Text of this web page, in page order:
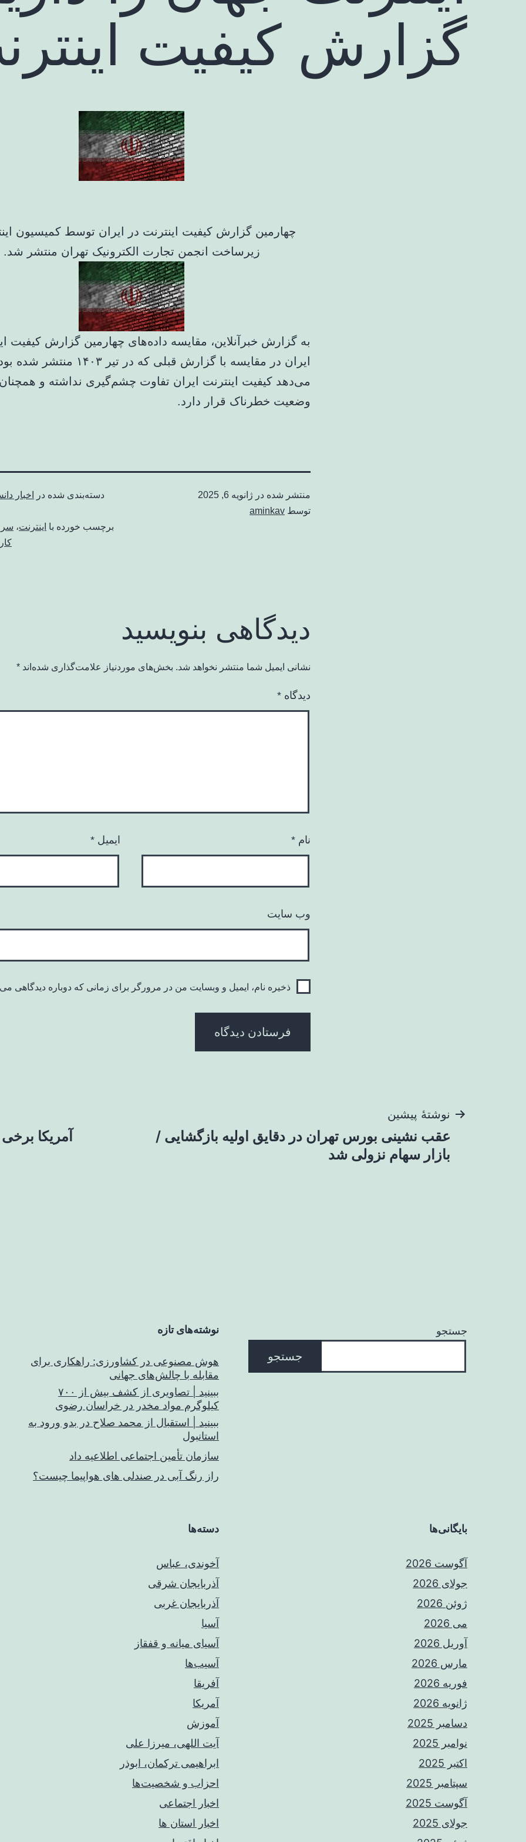
گزارش کیفیت
چهارمین گزارش کیفیت اینترنت در ایران توسط کمیسیون
زیرساخت انجمن تجارت الکترونیک تهران منتشر شد.
به گزارش خبرآنلاین، مقایسه داده‌های چهارمین گزارش کیفیت
ایران در مقایسه با گزارش قبلی که در تیر
می‌دهد کیفیت اینترنت ایران تفاوت چشم‌گیری نداشته و همچنان
وضعیت خطرناک قرار دارد.
منتشر شده در ژانویه 6, 2025
توسط aminkav
دسته‌بندی شده در اخبار
برچسب خورده با اینترنت،
دیدگاهی بنویسید
نشانی ایمیل شما منتشر نخواهد شد. بخش‌های موردنیاز علامت‌گذاری شده‌اند *
دیدگاه *
نام * ایمیل *
وب‌ سایت
ذخیره نام، ایمیل و وبسایت من در مرورگر برای زمانی که دوباره دیدگاهی
راهبری
نوشته
نوشتهٔ پیشین
عقب نشینی بورس تهران در دقایق اولیه بازگشایی /
بازار سهام نزولی شد
آمریکا
جستجو
جستجو
نوشته‌های تازه
هوش مصنوعی در کشاورزی: راهکاری برای
مقابله با چالش‌های جهانی
ببینید | تصاویری از کشف بیش از ۷۰۰
کیلوگرم مواد مخدر در خراسان رضوی
ببینید | استقبال از محمد صلاح در بدو ورود به
استانبول
سازمان تأمین اجتماعی اطلاعیه داد
راز رنگ آبی در صندلی های هواپیما چیست؟
بایگانی‌ها
آگوست 2026
جولای 2026
ژوئن 2026
می 2026
آوریل 2026
مارس 2026
فوریه 2026
ژانویه 2026
دسامبر 2025
نوامبر 2025
اکتبر 2025
سپتامبر 2025
آگوست 2025
جولای 2025
دسته‌ها
آخوندی، عباس
آذربایجان شرقی
آذربایجان غربی
آسیا
آسیای میانه و قفقاز
آسیب‌ها
آفریقا
آمریکا
آموزش
آیت اللهی، میرزا علی
ابراهیمی ترکمان، ابوذر
احزاب و شخصیت‌ها
اخبار اجتماعی
اخبار استان ها